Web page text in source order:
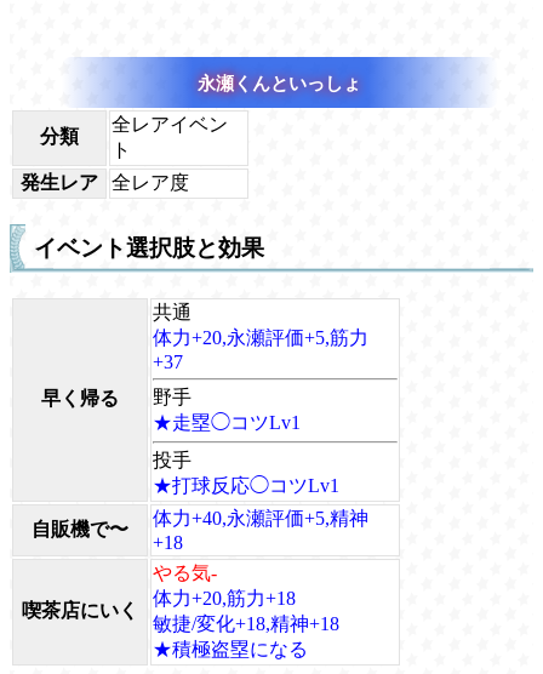
永瀬くんといっしょ
分類
全レアイベン
ト
発生レア
全レア度
イベント選択肢と効果
早く帰る
共通
体力+20,永瀬評価+5,筋力
+37
野手
★走塁◯コツLv1
投手
★打球反応◯コツLv1
自販機で〜
体力+40,永瀬評価+5,精神
+18
喫茶店にいく
やる気-
体力+20,筋力+18
敏捷/変化+18,精神+18
★積極盗塁になる